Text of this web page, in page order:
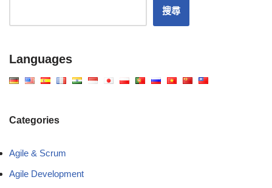
搜尋
Languages
Categories
Agile & Scrum
Agile Development